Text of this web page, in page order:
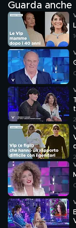
Guarda anche